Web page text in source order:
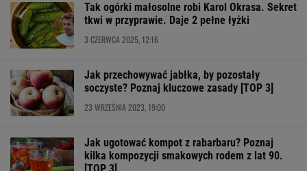
Tak ogórki małosolne robi Karol Okrasa. Sekret
tkwi w przyprawie. Daje 2 pełne łyżki
3 CZERWCA 2025, 12:16
Jak przechowywać jabłka, by pozostały
soczyste? Poznaj kluczowe zasady [TOP 3]
23 WRZEŚNIA 2023, 19:00
Jak ugotować kompot z rabarbaru? Poznaj
kilka kompozycji smakowych rodem z lat 90.